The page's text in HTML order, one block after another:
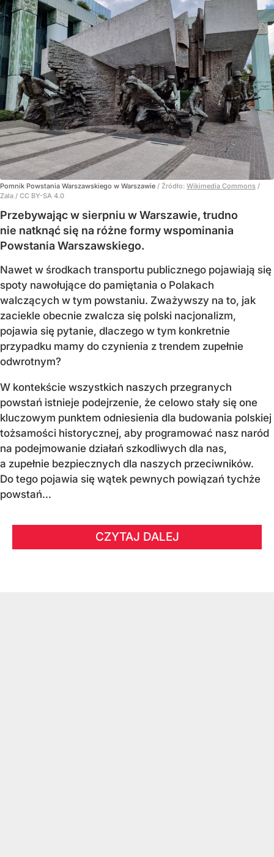
Pomnik Powstania Warszawskiego w Warszawie / Źródło: Wikimedia Commons /
Zala / CC BY-SA 4.0
Przebywając w sierpniu w Warszawie, trudno
nie natknąć się na różne formy wspominania
Powstania Warszawskiego.
Nawet w środkach transportu publicznego pojawiają się
spoty nawołujące do pamiętania o Polakach
walczących w tym powstaniu. Zważywszy na to, jak
zaciekle obecnie zwalcza się polski nacjonalizm,
pojawia się pytanie, dlaczego w tym konkretnie
przypadku mamy do czynienia z trendem zupełnie
odwrotnym?
W kontekście wszystkich naszych przegranych
powstań istnieje podejrzenie, że celowo stały się one
kluczowym punktem odniesienia dla budowania polskiej
tożsamości historycznej, aby programować nasz naród
na podejmowanie działań szkodliwych dla nas,
a zupełnie bezpiecznych dla naszych przeciwników.
Do tego pojawia się wątek pewnych powiązań tychże
powstań...
CZYTAJ DALEJ